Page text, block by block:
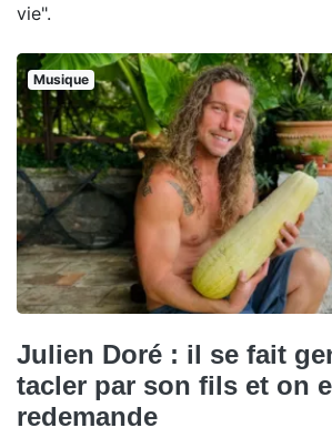
vie".
Musique
Julien Doré : il se fait
tacler par son fils et on
redemande